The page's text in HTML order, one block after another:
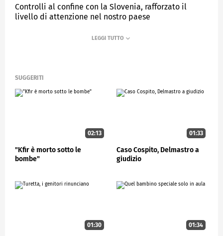
Controlli al confine con la Slovenia, rafforzato il
livello di attenzione nel nostro paese
STUDIOAPERTO
SUGGERITI
02:13
"Kfir è morto sotto le
bombe"
01:33
Caso Cospito, Delmastro a
giudizio
01:30 01:34